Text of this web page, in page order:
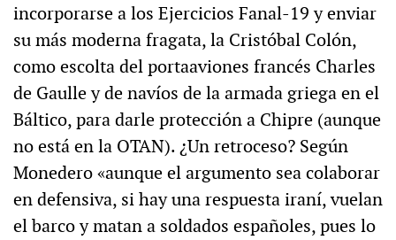
incorporarse a los Ejercicios Fanal-19 y enviar
su más moderna fragata, la Cristóbal Colón,
como escolta del portaaviones francés Charles
de Gaulle y de navíos de la armada griega en el
Báltico, para darle protección a Chipre (aunque
no está en la OTAN). ¿Un retroceso? Según
Monedero «aunque el argumento sea colaborar
en defensiva, si hay una respuesta iraní, vuelan
el barco y matan a soldados españoles, pues lo